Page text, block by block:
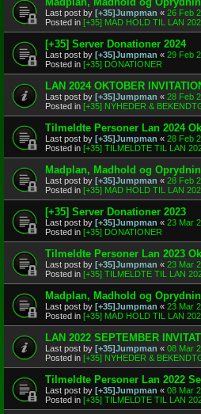
Last post by [+35]Jumpman « 26 Feb
Posted in [+35] MAD HOLD TIL LAN
[+35] Server Donationer 2024
Last post by [+35]Jumpman « 29 Feb
Posted in [+35] DONATIONER
LAN 2024 OKTOBER
Last post by [+35]Jumpman « 28 Feb
Posted in [+35] NYHEDER &
Tilmeldte Personer Lan 2024
Last post by [+35]Jumpman « 28 Feb
Posted in [+35] TILMELDTE TIL LAN
Madplan, Madhold og
Last post by [+35]Jumpman « 28 Feb
Posted in [+35] MAD HOLD TIL LAN
[+35] Server Donationer 2023
Last post by [+35]Jumpman « 23 Mar
Posted in [+35] DONATIONER
Tilmeldte Personer Lan 2023
Last post by [+35]Jumpman « 23 Mar
Posted in [+35] TILMELDTE TIL LAN
Madplan, Madhold og
Last post by [+35]Jumpman « 23 Mar
Posted in [+35] MAD HOLD TIL LAN
LAN 2022 SEPTEMBER
Last post by [+35]Jumpman « 08 Mar
Posted in [+35] NYHEDER &
Tilmeldte Personer Lan 2022
Last post by [+35]Jumpman « 08 Mar
Posted in [+35] TILMELDTE TIL LAN